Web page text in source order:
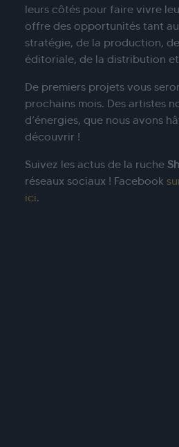
leurs côtés pour faire vivre
offre des opportunités tant
stratégie, de la production,
éditoriale, de la distribution
De premiers projets vous
prochains mois. Des artistes
d’énergies, que nous avons
découvrir !
Suivez les actus de la ruche
réseaux sociaux ! Facebook
ici.